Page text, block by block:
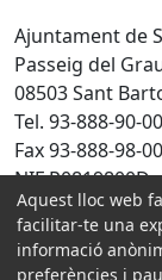
Ajuntament de
Passeig del
08503 Sant
Tel. 93-888-90-00
Fax 93-888-98-00
NIF P0819800D
Amb la
Aquest lloc web
facilitar-te una
informació
preferències i